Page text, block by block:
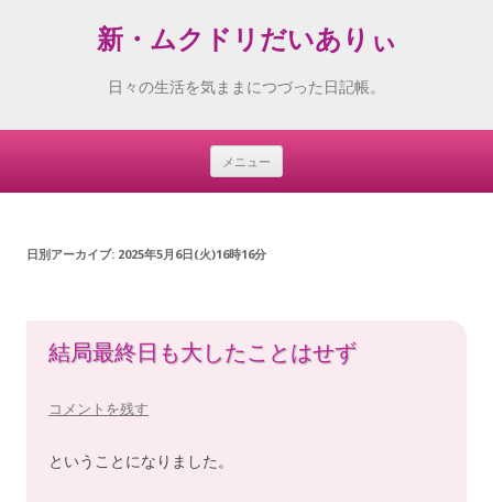
新・ムクドリだいありぃ
日々の生活を気ままにつづった日記帳。
メニュー
Skip
日別アーカイブ: 2025年5月6日(火)16時16分
結局最終日も大したことはせず
コメントを残す
ということになりました。